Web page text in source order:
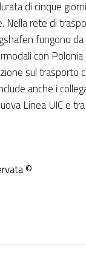
di cinque
Nella rete di
fungono
con
sul trasporto
anche i
Linea UIC e
©